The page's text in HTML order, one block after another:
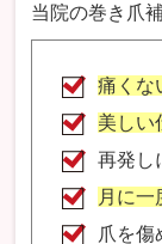
当院の巻き爪
痛くな
美しい
再発し
月に一
爪を傷